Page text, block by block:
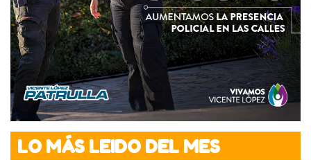
LO MÁS LEIDO DEL MES